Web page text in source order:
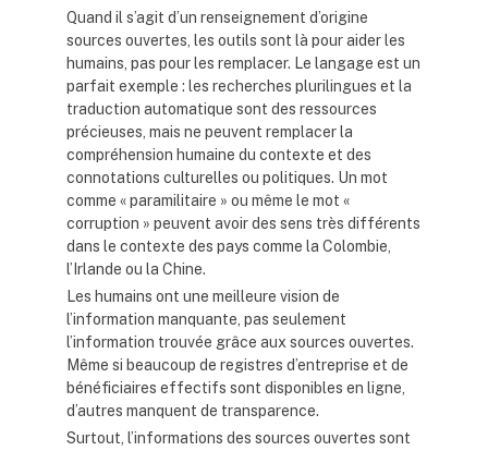
Quand il s’agit d’un renseignement d’origine
sources ouvertes, les outils sont là pour aider les
humains, pas pour les remplacer. Le langage est un
parfait exemple : les recherches plurilingues et la
traduction automatique sont des ressources
précieuses, mais ne peuvent remplacer la
compréhension humaine du contexte et des
connotations culturelles ou politiques. Un mot
comme « paramilitaire » ou même le mot «
corruption » peuvent avoir des sens très différents
dans le contexte des pays comme la Colombie,
l’Irlande ou la Chine.
Les humains ont une meilleure vision de
l’information manquante, pas seulement
l’information trouvée grâce aux sources ouvertes.
Même si beaucoup de registres d’entreprise et de
bénéficiaires effectifs sont disponibles en ligne,
d’autres manquent de transparence.
Surtout, l’informations des sources ouvertes sont